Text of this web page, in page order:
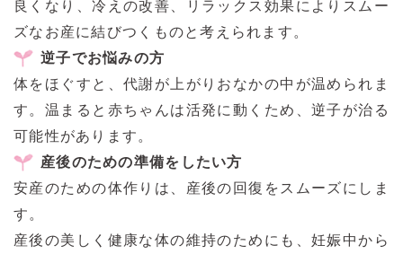
良くなり、冷えの改善、リラックス効果によりスムー
ズなお産に結びつくものと考えられます。
逆子でお悩みの方
体をほぐすと、代謝が上がりおなかの中が温められま
す。温まると赤ちゃんは活発に動くため、逆子が治る
可能性があります。
産後のための準備をしたい方
安産のための体作りは、産後の回復をスムーズにしま
す。
産後の美しく健康な体の維持のためにも、妊娠中から